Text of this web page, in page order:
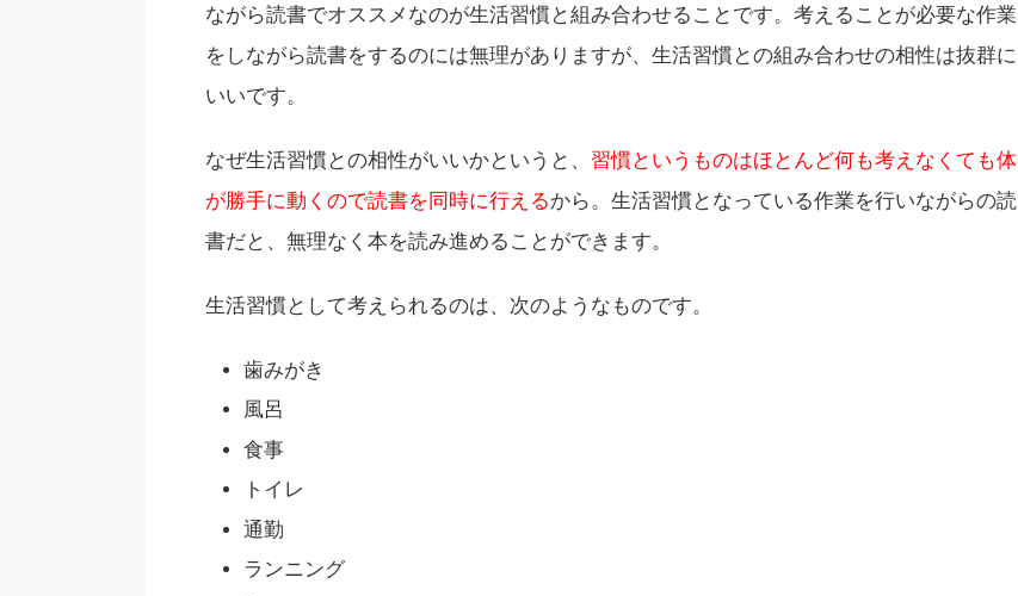
ながら読書でオススメなのが生活習慣と組み合わせることです。考えることが必要な作業
をしながら読書をするのには無理がありますが、生活習慣との組み合わせの相性は抜群に
いいです。
なぜ生活習慣との相性がいいかというと、 習慣というものはほとんど何も考えなくても体
が勝手に動くので読書を同時に行えるから。生活習慣となっている作業を行いながらの読
書だと、無理なく本を読み進めることができます。
生活習慣として考えられるのは、次のようなものです。
歯みがき
風呂
食事
トイレ
通勤
ランニング